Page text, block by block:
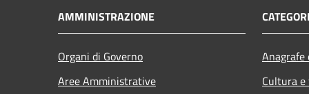
AMMINISTRAZIONE
Organi di Governo
Aree Amministrative
Cultura